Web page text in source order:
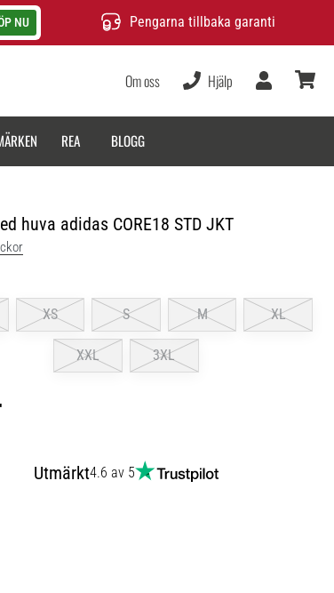
NU Pengarna tillbaka garanti
Om oss Hjälp
REA BLOGG
huva adidas CORE18 STD JKT
XS S M XL
XXL 3XL
Utmärkt4.6 av 5